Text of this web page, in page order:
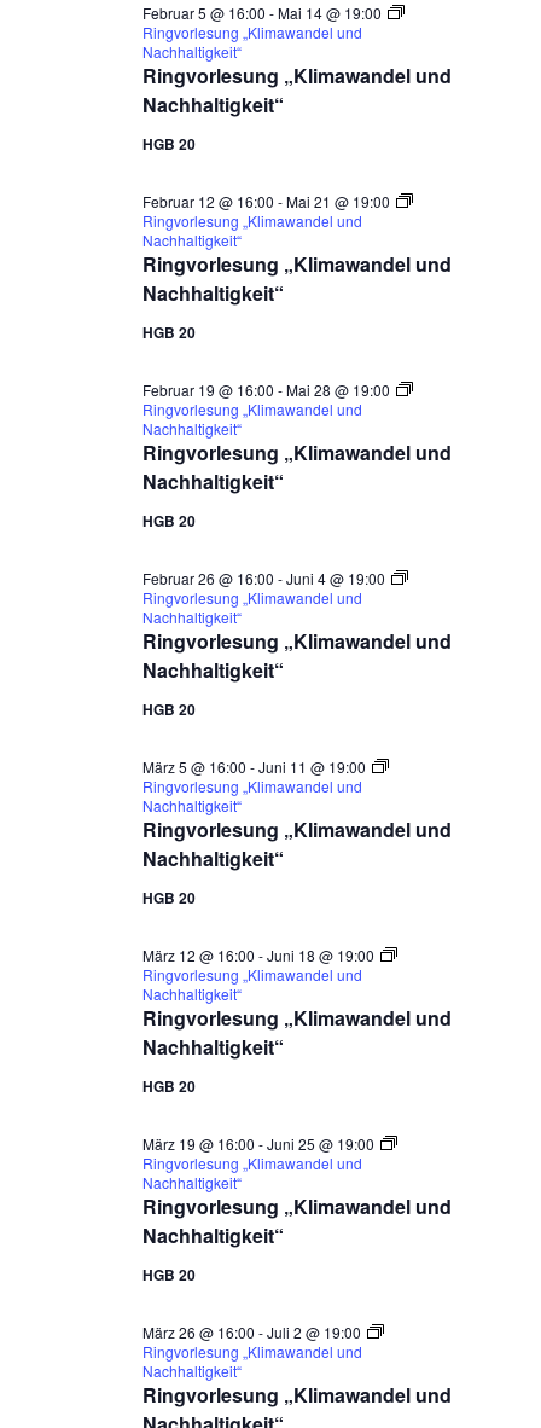
Ringvorlesung „Klimawandel und
Nachhaltigkeit“
Februar 5 @ 16:00 -Mai 14 @ 19:00
Ringvorlesung „Klimawandel und
Nachhaltigkeit“
HGB 20
Ringvorlesung „Klimawandel und
Nachhaltigkeit“
Februar 12 @ 16:00 -Mai 21 @ 19:00
Ringvorlesung „Klimawandel und
Nachhaltigkeit“
HGB 20
Ringvorlesung „Klimawandel und
Nachhaltigkeit“
Februar 19 @ 16:00 -Mai 28 @ 19:00
Ringvorlesung „Klimawandel und
Nachhaltigkeit“
HGB 20
Ringvorlesung „Klimawandel und
Nachhaltigkeit“
Februar 26 @ 16:00 -Juni 4 @ 19:00
Ringvorlesung „Klimawandel und
Nachhaltigkeit“
HGB 20
Ringvorlesung „Klimawandel und
Nachhaltigkeit“
März 5 @ 16:00 -Juni 11 @ 19:00
Ringvorlesung „Klimawandel und
Nachhaltigkeit“
HGB 20
Ringvorlesung „Klimawandel und
Nachhaltigkeit“
März 12 @ 16:00 -Juni 18 @ 19:00
Ringvorlesung „Klimawandel und
Nachhaltigkeit“
HGB 20
Ringvorlesung „Klimawandel und
Nachhaltigkeit“
März 19 @ 16:00 -Juni 25 @ 19:00
Ringvorlesung „Klimawandel und
Nachhaltigkeit“
HGB 20
Ringvorlesung „Klimawandel und
März 26 @ 16:00 -Juli 2 @ 19:00
Ringvorlesung „Klimawandel und
Nachhaltigkeit“